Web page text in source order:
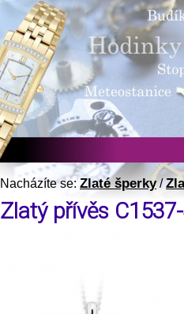
Nacházíte se:Zlaté šperky/
Zlatý přívěs